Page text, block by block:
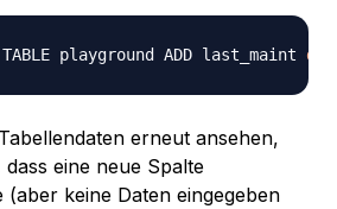
TABLE playground ADD last_maint
erneut ansehen,
eine neue Spalte
keine Daten eingegeben